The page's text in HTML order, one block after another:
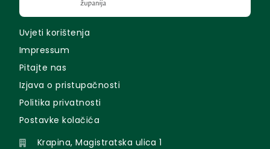
Uvjeti korištenja
Impressum
Pitajte nas
Izjava o pristupačnosti
Politika privatnosti
Postavke kolačića
Krapina, Magistratska ulica 1